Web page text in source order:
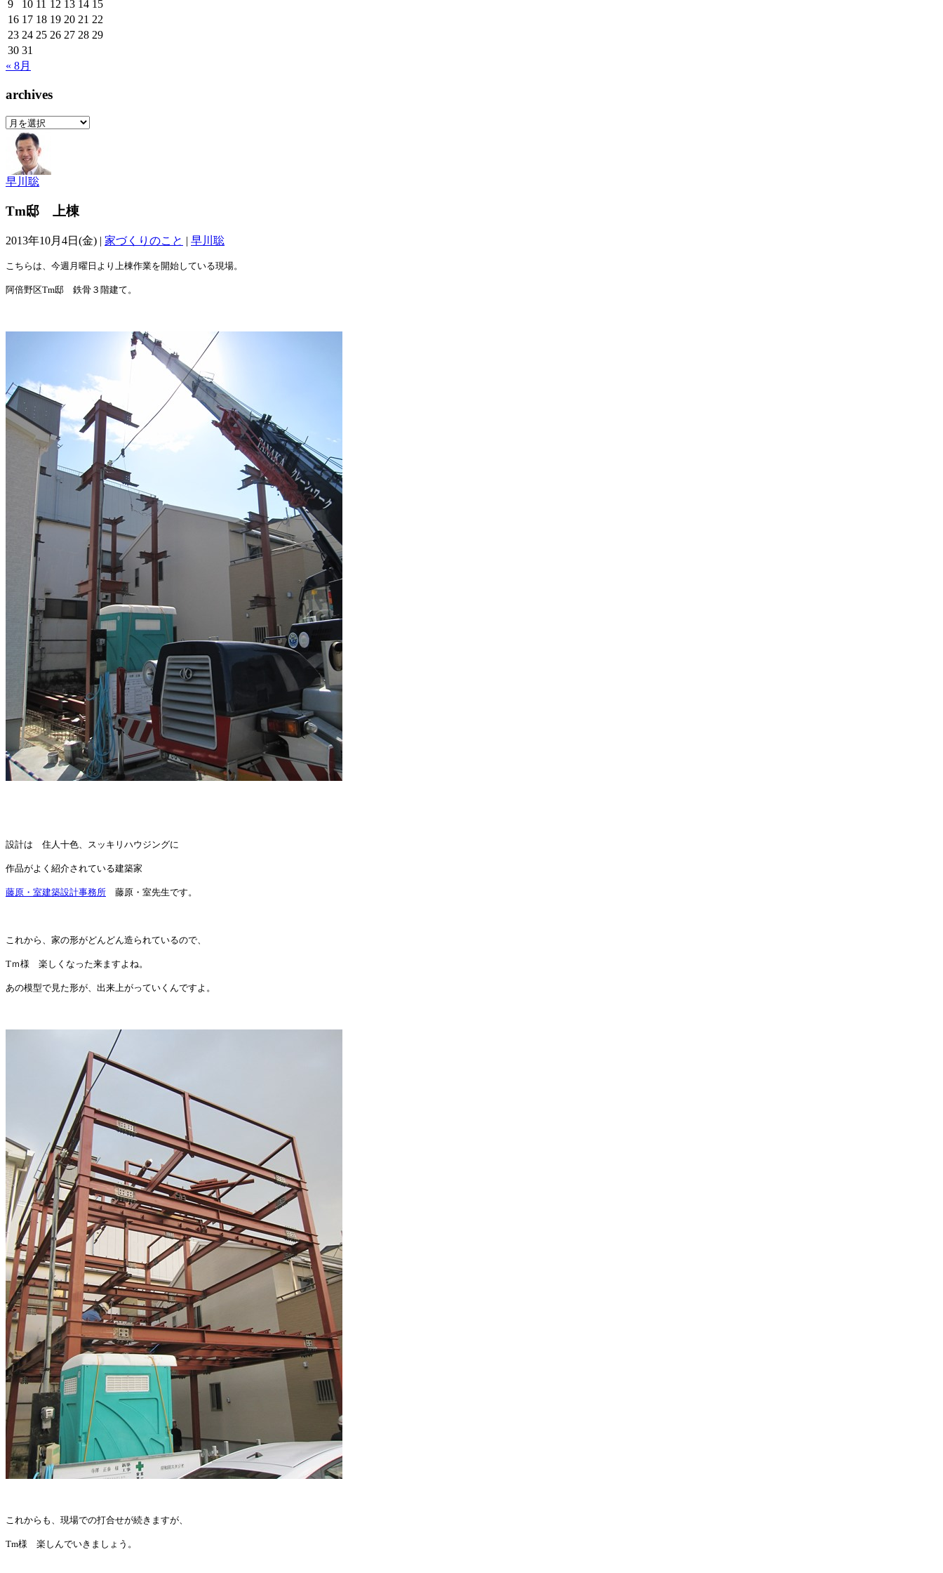
9
10 11 12 13 14 15
16 17 18 19 20 21 22
23 24 25 26 27 28 29
30 31
« 8月
archives
archives
早川聡
Tm邸 上棟
2013年10月4日(金) | 家づくりのこと | 早川聡
こちらは、今週月曜日より上棟作業を開始している現場。
阿倍野区Tm邸 鉄骨３階建て。
設計は 住人十色、スッキリハウジングに
作品がよく紹介されている建築家
藤原・室建築設計事務所 藤原・室先生です。
これから、家の形がどんどん造られているので、
Tｍ様 楽しくなった来ますよね。
あの模型で見た形が、出来上がっていくんですよ。
これからも、現場での打合せが続きますが、
Tm様 楽しんでいきましょう。